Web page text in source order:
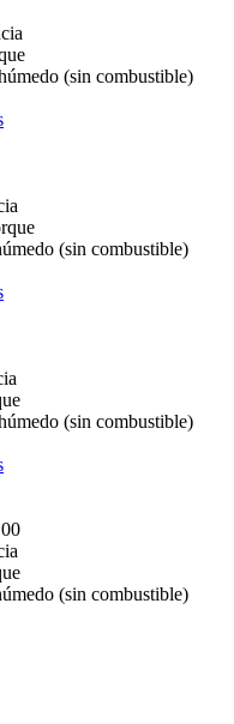
(sin combustible)
(sin combustible)
(sin combustible)
(sin combustible)